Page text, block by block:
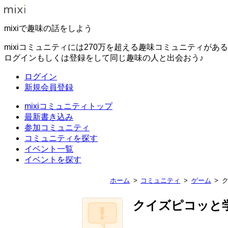
mixiで趣味の話をしよう
mixiコミュニティには270万を超える趣味コミュニティがある
ログインもしくは登録をして同じ趣味の人と出会おう♪
ログイン
新規会員登録
mixiコミュニティトップ
最新書き込み
参加コミュニティ
コミュニティを探す
イベント一覧
イベントを探す
ホーム コミュニティ ゲーム
クイズピコッと